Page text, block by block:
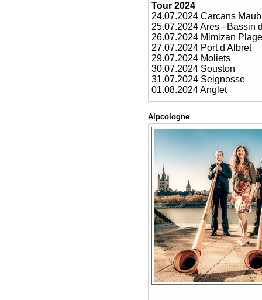
Tour 2024
24.07.2024 Carcans
25.07.2024 Ares - Bassin
26.07.2024 Mimizan
27.07.2024 Port d'Albret
29.07.2024 Moliets
30.07.2024 Souston
31.07.2024 Seignosse
01.08.2024 Anglet
Alpcologne